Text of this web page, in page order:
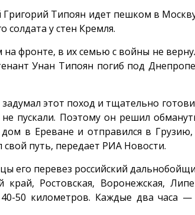
Григорий Типоян идет пешком в
солдата у стен Кремля.
фронте, в их семью с войны не
Унан Типоян погиб под
этот поход и тщательно
пускали. Поэтому он решил
в Ереване и отправился в Грузию,
свой путь, передает РИА Новости.
его перевез российский
Ростовская, Воронежская,
40-50 километров. Каждые два часа